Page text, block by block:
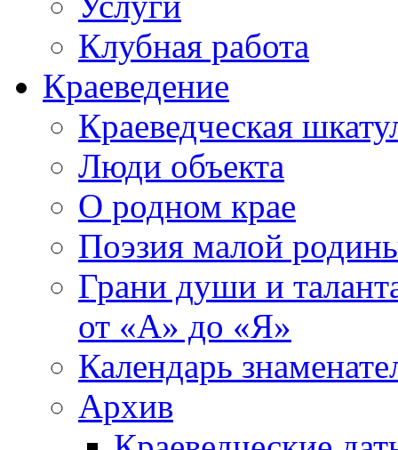
Клубная работа
Краеведение
Краеведческая
Люди объекта
О родном крае
Поэзия малой
Грани души и
от «А» до «Я»
Календарь
Архив